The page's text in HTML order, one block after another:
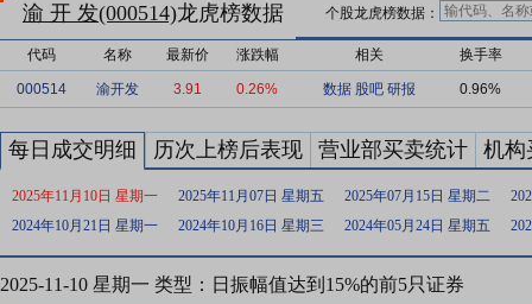
渝 开 发(000514)龙虎榜数据 个股龙虎榜数据：
代码 名称 最新价 涨跌幅 相关 换手率
000514 渝开发 3.91 0.26% 数据 股吧 研报 0.96%
每日成交明细 历次上榜后表现 营业部买卖统计 机构
2025年11月10日 星期一 2025年11月07日 星期五 2025年07月15日 星期二
2024年10月21日 星期一
2024年10月16日 星期三 2024年05月24日 星期五
2025-11-10 星期一 类型：日振幅值达到15%的前5只证券